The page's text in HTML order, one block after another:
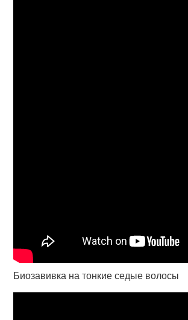
Биозавивка на тонкие седые волосы